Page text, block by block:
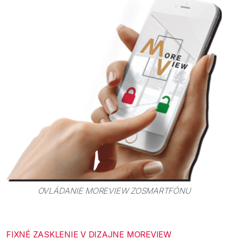
OVLÁDANIE MOREVIEW ZOSMARTFÓNU
FIXNÉ ZASKLENIE V DIZAJNE MOREVIEW